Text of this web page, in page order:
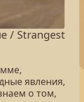
/ Strangest
явления,
о том,